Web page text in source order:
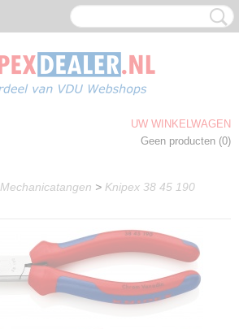
UW WINKELWAGEN
Geen producten (0)
Mechanicatangen > Knipex 38 45 190